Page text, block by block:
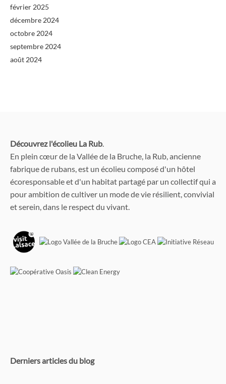
février 2025
décembre 2024
octobre 2024
septembre 2024
août 2024
Découvrez l'écolieu La Rub.
En plein cœur de la Vallée de la Bruche, la Rub, ancienne
fabrique de rubans, est un écolieu composé d'un hôtel
écoresponsable et d'un habitat partagé par un collectif qui a
pour ambition de cultiver un mode de vie résilient, convivial
et serein, dans le respect du vivant.
Derniers articles du blog